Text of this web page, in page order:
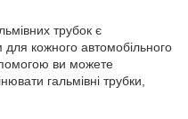
трубок є
кожного автомобільного
ви можете
гальмівні трубки,